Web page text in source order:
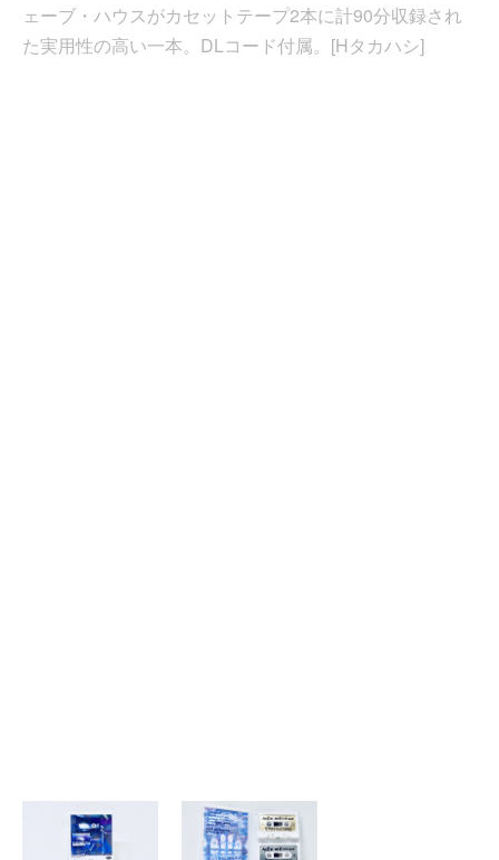
ェーブ・ハウスがカセットテープ2本に計90分収録され
た実用性の高い一本。DLコード付属。[Hタカハシ]